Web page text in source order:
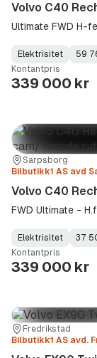
Volvo C40
Ultimate FWD H-
Fuel
Type:
Elektrisitet
Kilometerstand:
59
Model
Year:
Gearbox
Type:
Kontantpris
339 000 kr
Sted:
Sarpsborg
Forhandler:
Bilbutikk1 AS avd
Volvo C40
FWD Ultimate -
Fuel
Type:
Elektrisitet
Kilometerstand:
37
Model
Year:
Gearbox
Type:
Kontantpris
339 000 kr
Sted:Fredrikstad
Forhandler:
Bilbutikk1 AS avd.